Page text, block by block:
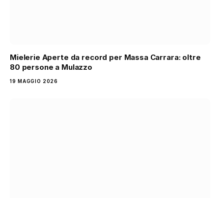
Mielerie Aperte da record per Massa Carrara: oltre
80 persone a Mulazzo
19 MAGGIO 2026